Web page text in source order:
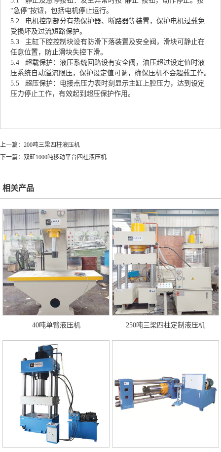
“急停”按钮，包括电机停止运行。
5.2 电机控制部分有热保护器、断路器等装置，保护电机过载免
受损坏及过流短路保护。
5.3 主缸下腔控制块设有防滑下落装置及安全阀，滑块可静止在
任意位置，防止滑块失控下滑。
5.4 超载保护：液压系统回路设有安全阀，油压超过设定值时液
压系统自动溢流限压，保护设定值可调，确保压机不会超载工作。
5.5 超压保护：电接点压力表时刻显示主缸上腔压力，达到设定
压力停止工作，有效起到超压保护作用。
上一篇： 200吨三梁四柱液压机
下一篇： 双缸1000吨移动平台四柱液压机
相关产品
40吨单臂液压机 250吨三梁四柱定制液压机